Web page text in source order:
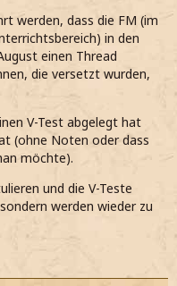
werden, dass die FM (im
in den
einen Thread
die versetzt wurden,
V-Test abgelegt hat
(ohne Noten oder dass
möchte).
und die V-Teste
werden wieder zu